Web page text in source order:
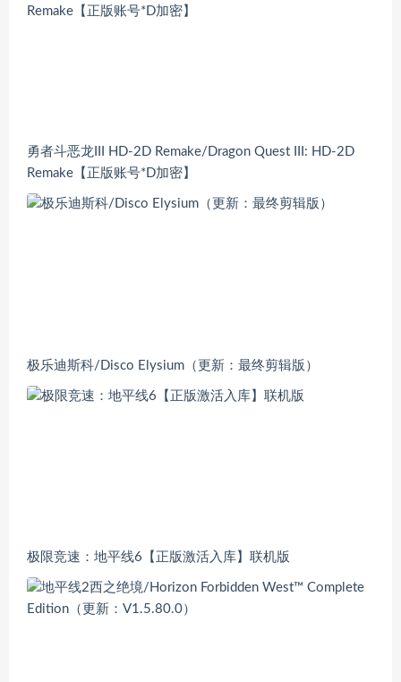
勇者斗恶龙III HD-2D Remake/Dragon Quest III: HD-2D
Remake【正版账号*D加密】
极乐迪斯科/Disco Elysium（更新：最终剪辑版）
极限竞速：地平线6【正版激活入库】联机版